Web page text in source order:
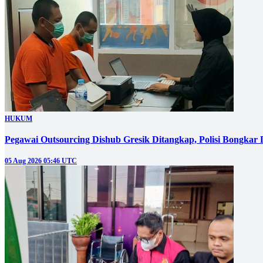
HUKUM
Pegawai Outsourcing Dishub Gresik Ditangkap, Polisi
05 Aug 2026 05:46 UTC